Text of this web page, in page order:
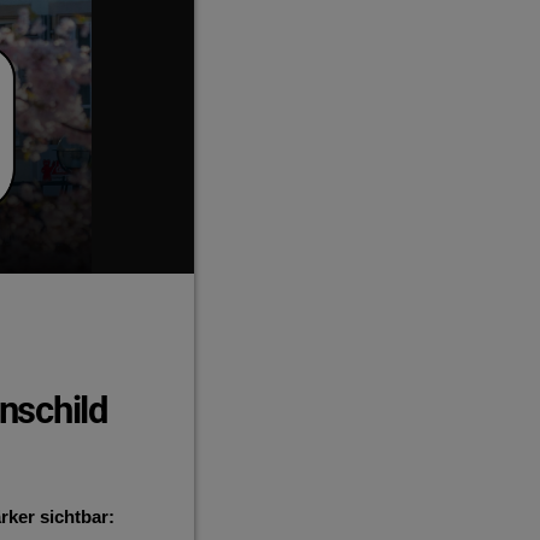
sichtbar: